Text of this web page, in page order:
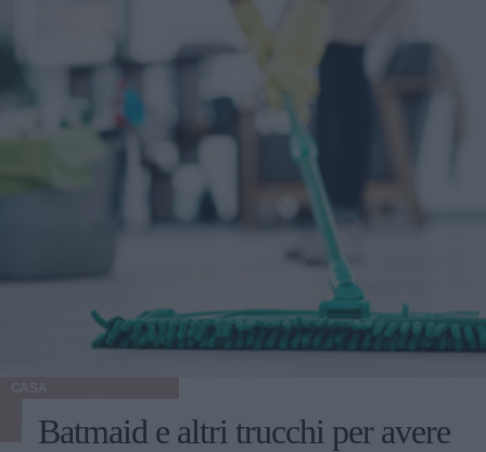
Batmaid e altri trucchi per avere